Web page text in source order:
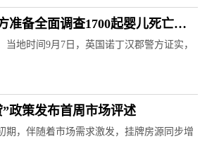
准备全面调查1700起婴儿死亡事
当地时间9月7日，英国诺丁汉郡警方证实，
政策发布首周市场评述
期，伴随着市场需求激发，挂牌房源同步增